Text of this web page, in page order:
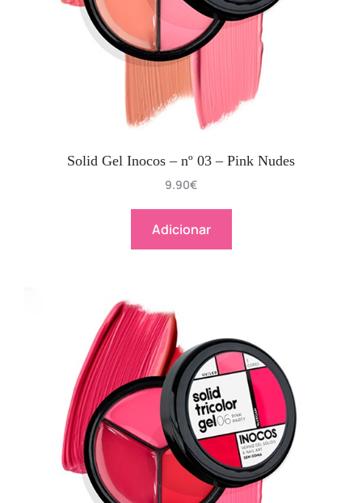
Solid Gel Inocos – nº 03 – Pink Nudes
9.90€
Adicionar